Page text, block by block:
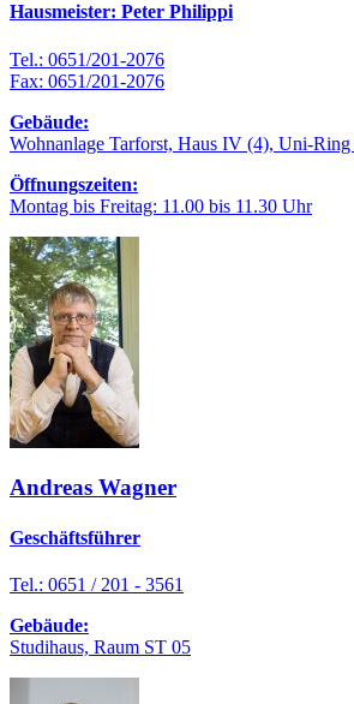
Hausmeister: Peter Philippi
Tel.: 0651/201-2076
Fax: 0651/201-2076
Gebäude:
Wohnanlage Tarforst, Haus IV (4), Uni-Ring
Öffnungszeiten:
Montag bis Freitag: 11.00 bis 11.30 Uhr
Andreas Wagner
Geschäftsführer
Tel.: 0651 / 201 - 3561
Gebäude:
Studihaus, Raum ST 05